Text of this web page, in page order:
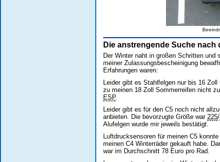
Die anstrengende Suche nach
Der Winter naht in großen Schritten
meiner Zulassungsbescheinigung
Erfahrungen waren:
Leider gibt es Stahlfelgen nur bis 16
zu meinen 18 Zoll Sommerreifen nicht
ESP.
Leider gibt es für den C5 noch nicht
anbieten. Die bevorzugte Größe war 225/
Alufelgen wurde mir jeweils bestätigt.
Luftdrucksensoren für meinen C5
meinen C4 Winterräder gekauft habe.
war im Durchschnitt 78 Euro pro Rad.